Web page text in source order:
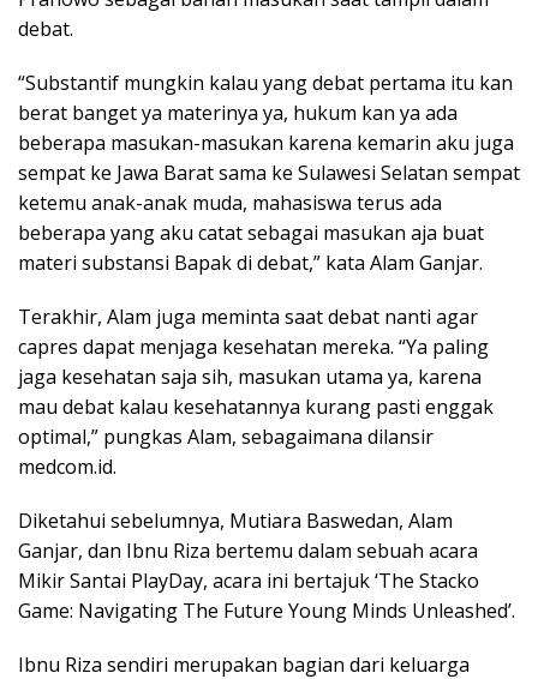
debat.
“Substantif mungkin kalau yang debat pertama itu kan
berat banget ya materinya ya, hukum kan ya ada
beberapa masukan-masukan karena kemarin aku juga
sempat ke Jawa Barat sama ke Sulawesi Selatan sempat
ketemu anak-anak muda, mahasiswa terus ada
beberapa yang aku catat sebagai masukan aja buat
materi substansi Bapak di debat,” kata Alam Ganjar.
Terakhir, Alam juga meminta saat debat nanti agar
capres dapat menjaga kesehatan mereka. “Ya paling
jaga kesehatan saja sih, masukan utama ya, karena
mau debat kalau kesehatannya kurang pasti enggak
optimal,” pungkas Alam, sebagaimana dilansir
medcom.id.
Diketahui sebelumnya, Mutiara Baswedan, Alam
Ganjar, dan Ibnu Riza bertemu dalam sebuah acara
Mikir Santai PlayDay, acara ini bertajuk ‘The Stacko
Game: Navigating The Future Young Minds Unleashed’.
Ibnu Riza sendiri merupakan bagian dari keluarga